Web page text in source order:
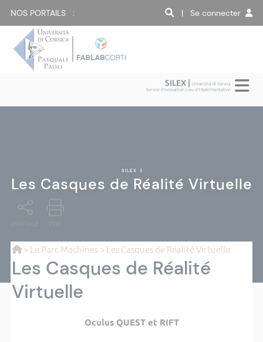
NOS PORTAILS : | Se connecter
SILEX |Università di Corsica
Service d'Innovation Lieu d'EXpérimentation
SILEX |
Les Casques de Réalité Virtuelle
PARTAGE PDF
> Le Parc Machines> Les Casques de Réalité Virtuelle
Les Casques de Réalité
Virtuelle
Oculus QUEST et RIFT